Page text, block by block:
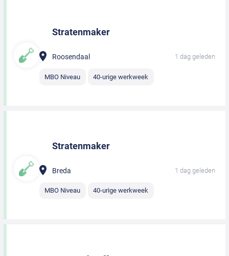
Stratenmaker
Roosendaal 1 dag geleden
MBO Niveau 40-urige werkweek
Stratenmaker
Breda 1 dag geleden
MBO Niveau 40-urige werkweek